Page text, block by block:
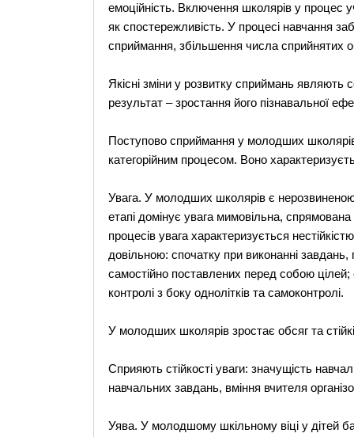
емоційність. Включення школярів у процес
як спостережливість. У процесі навчання
сприймання, збільшення числа сприйнятих
Якісні зміни у розвитку сприймань являють
результат – зростання його пізнавальної
Поступово сприймання у молодших
категорійним процесом. Воно
Увага. У молодших школярів є
етапі домінує увага мимовільна, спрямована
процесів увага характеризується
довільною: спочатку при виконанні
самостійно поставлених перед собою цілей;
контролі з боку однолітків та самоконтролі.
У молодших школярів зростає обсяг та
Сприяють стійкості уваги: значущість
навчальних завдань, вміння вчителя
Уява. У молодшому шкільному віці у дітей